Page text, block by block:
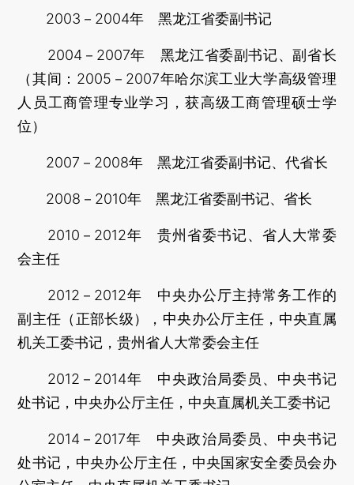
2003－2004年 黑龙江省委副书记
2004－2007年 黑龙江省委副书记、副省长
（其间：2005－2007年哈尔滨工业大学高级管理
人员工商管理专业学习，获高级工商管理硕士学
位）
2007－2008年 黑龙江省委副书记、代省长
2008－2010年 黑龙江省委副书记、省长
2010－2012年 贵州省委书记、省人大常委
会主任
2012－2012年 中央办公厅主持常务工作的
副主任（正部长级），中央办公厅主任，中央直属
机关工委书记，贵州省人大常委会主任
2012－2014年 中央政治局委员、中央书记
处书记，中央办公厅主任，中央直属机关工委书记
2014－2017年 中央政治局委员、中央书记
处书记，中央办公厅主任，中央国家安全委员会办